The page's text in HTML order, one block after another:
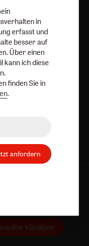
Sie in unseren
.
online kündigen
in
erfasst und
besser auf
Über einen
kann ich diese
finden Sie in
.
anfordern